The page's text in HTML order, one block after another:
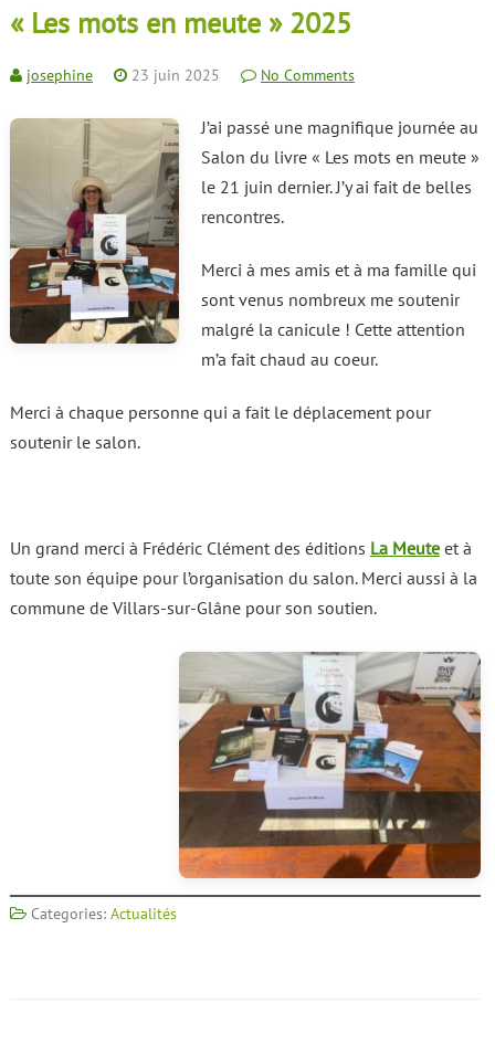
« Les mots en meute » 2025
josephine 23 juin 2025 No Comments
J’ai passé une magnifique journée au
Salon du livre « Les mots en meute »
le 21 juin dernier. J’y ai fait de belles
rencontres.
Merci à mes amis et à ma famille qui
sont venus nombreux me soutenir
malgré la canicule ! Cette attention
m’a fait chaud au coeur.
Merci à chaque personne qui a fait le déplacement pour
soutenir le salon.
Un grand merci à Frédéric Clément des éditions La Meuteet à
toute son équipe pour l’organisation du salon. Merci aussi à la
commune de Villars-sur-Glâne pour son soutien.
Categories: Actualités